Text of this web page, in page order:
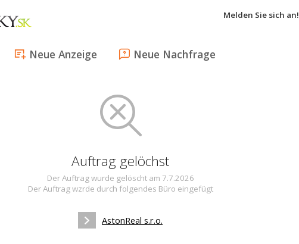
Melden Sie sich an!
Neue Anzeige Neue Nachfrage
Auftrag gelöchst
Der Auftrag wurde gelöscht am 7.7.2026
Der Auftrag wzrde durch folgendes Büro eingefügt
AstonReal s.r.o.